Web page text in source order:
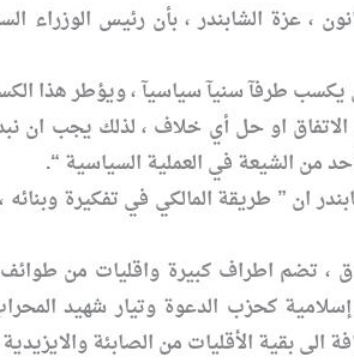
، عزة الشابندر ، بأن رئيس
يكسب طرفآ سنيآ سياسيآ ، ويؤطر هذا
الاتفاق او حل أي خلاف ، لذلك يجب
من الشيعة في العملية السياسية “.
ان ” طريقة المالكي في تفكيرة
، تضم اطراف كبيرة واقليات من
كحزب الدعوة وتيار شهيد
الى بقية الأقليات من الصابئة